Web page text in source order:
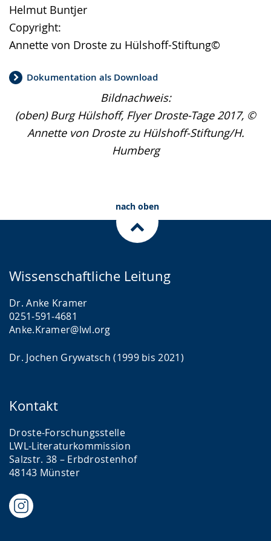
Helmut Buntjer
Copyright:
Annette von Droste zu Hülshoff-Stiftung©
Dokumentation als Download
Bildnachweis:
(oben) Burg Hülshoff, Flyer Droste-Tage 2017, ©
Annette von Droste zu Hülshoff-Stiftung/H.
Humberg
nach oben
Wissenschaftliche Leitung
Dr. Anke Kramer
0251-591-4681
Anke.Kramer@lwl.org
Dr. Jochen Grywatsch (1999 bis 2021)
Kontakt
Droste-Forschungsstelle
LWL-Literaturkommission
Salzstr. 38 – Erbdrostenhof
48143 Münster